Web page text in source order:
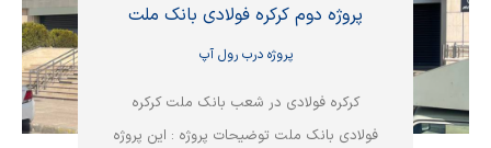
پروژه دوم کرکره فولادی بانک ملت
پروژه درب رول آپ
کرکره فولادی در شعب بانک ملت کرکره
فولادی بانک ملت توضیحات پروژه : این پروژه